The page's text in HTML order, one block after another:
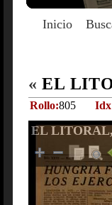
Inicio
« EL
Rollo:805
EL LITORAL,